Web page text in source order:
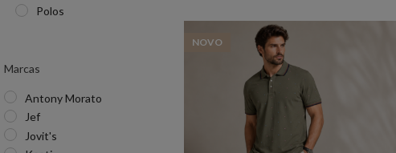
Polos
Marcas
Antony Morato
Jef
Jovit's
NOVO